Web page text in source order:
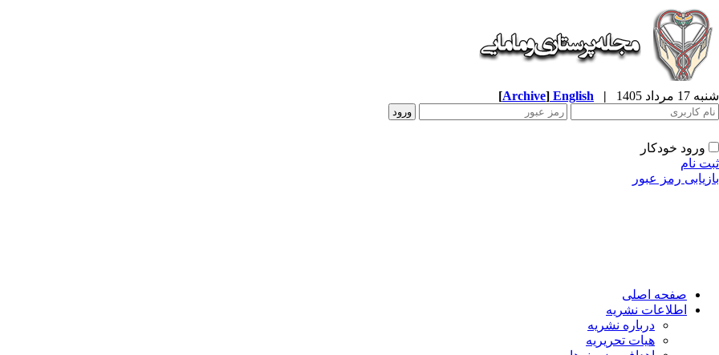
شنبه 17 مرداد 1405 |
English
[Archive]
ورود خودکار
ثبت نام
بازیابی رمز عبور
صفحه اصلی
اطلاعات نشریه
درباره نشریه
هیات تحریریه